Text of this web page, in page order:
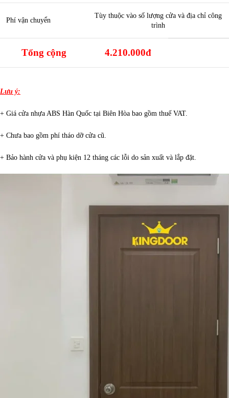
Phí vận chuyển
Tùy thuộc vào số lượng cửa và địa chỉ công
trình
Tổng cộng 4.210.000đ
Lưu ý:
+ Giá cửa nhựa ABS Hàn Quốc tại Biên Hòa bao gồm thuế VAT.
+ Chưa bao gồm phí tháo dỡ cửa cũ.
+ Bảo hành cửa và phụ kiện 12 tháng các lỗi do sản xuất và lắp đặt.